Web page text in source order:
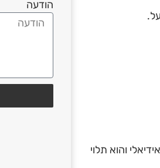
והוא תלוי
הודעה